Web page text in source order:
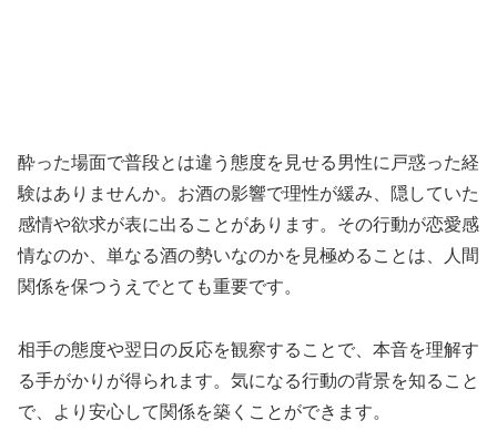
酔った場面で普段とは違う態度を見せる男性に戸惑った経
験はありませんか。お酒の影響で理性が緩み、隠していた
感情や欲求が表に出ることがあります。その行動が恋愛感
情なのか、単なる酒の勢いなのかを見極めることは、人間
関係を保つうえでとても重要です。
相手の態度や翌日の反応を観察することで、本音を理解す
る手がかりが得られます。気になる行動の背景を知ること
で、より安心して関係を築くことができます。